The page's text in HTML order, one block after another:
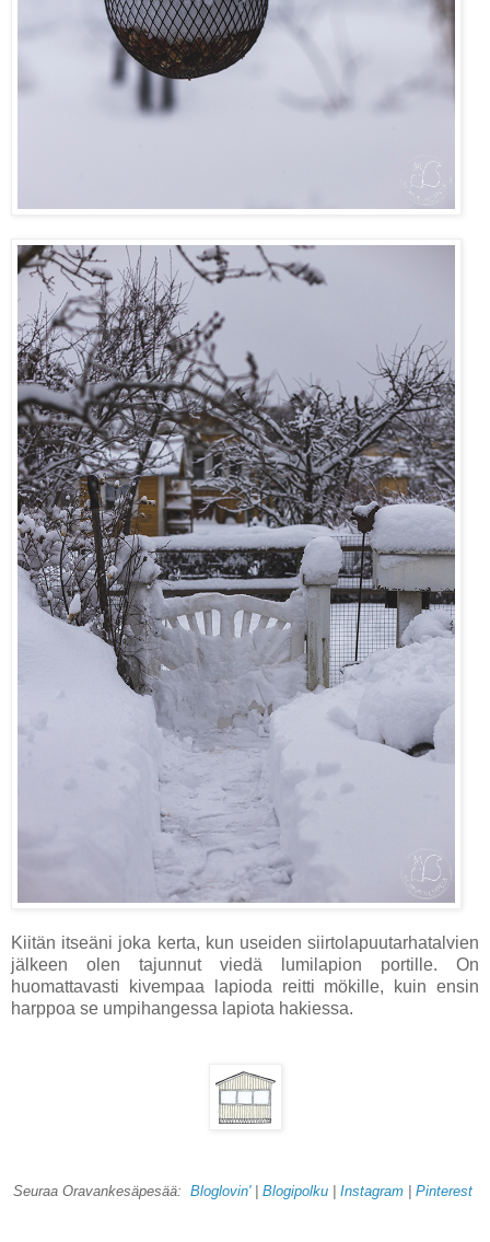
Kiitän itseäni joka kerta, kun useiden siirtolapuutarhatalvien
jälkeen olen tajunnut viedä lumilapion portille. On
huomattavasti kivempaa lapioda reitti mökille, kuin ensin
harppoa se umpihangessa lapiota hakiessa.
Seuraa Oravankesäpesää: Bloglovin'| Blogipolku | Instagram | Pinterest